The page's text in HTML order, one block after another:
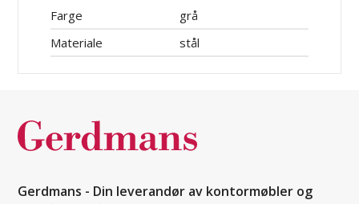
Farge
grå
Materiale
stål
Gerdmans - Din leverandør av kontormøbler og